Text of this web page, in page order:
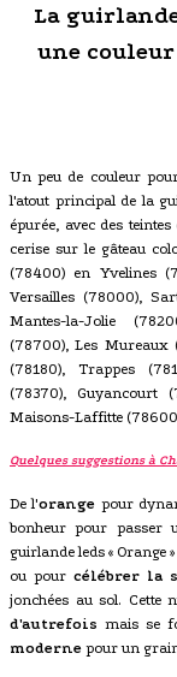
La
une
Un peu de couleur
l'atout principal de la
épurée, avec des
cerise sur le gâteau
(78400) en Yvelines
Versailles (78000),
Mantes-la-Jolie
(78700), Les Mureaux
(78180), Trappes
(78370), Guyancourt
Maisons-Laffitte
Quelques suggestions à
De l'orange pour
bonheur pour passer
guirlande leds « Orange
ou pour célébrer la
jonchées au sol. Cette
d'autrefois mais se
moderne pour un